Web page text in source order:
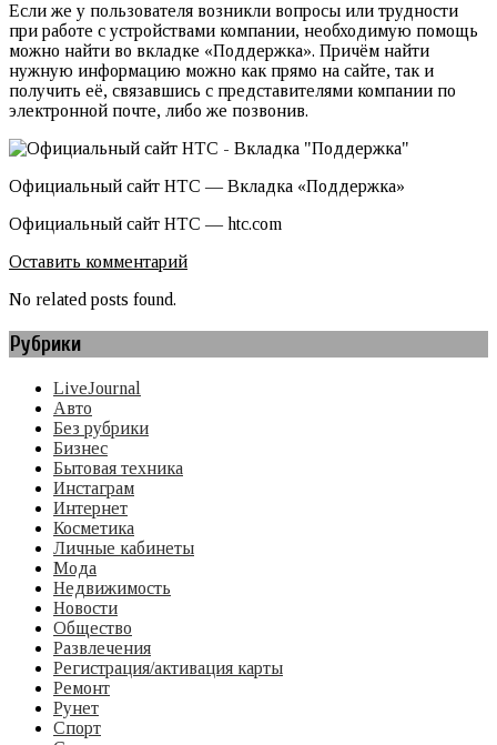
Если же у пользователя возникли вопросы или трудности
при работе с устройствами компании, необходимую помощь
можно найти во вкладке «Поддержка». Причём найти
нужную информацию можно как прямо на сайте, так и
получить её, связавшись с представителями компании по
электронной почте, либо же позвонив.
Официальный сайт HTC — Вкладка «Поддержка»
Официальный сайт HTC — htc.com
Оставить комментарий
No related posts found.
Рубрики
LiveJournal
Авто
Без рубрики
Бизнес
Бытовая техника
Инстаграм
Интернет
Косметика
Личные кабинеты
Мода
Недвижимость
Новости
Общество
Развлечения
Регистрация/активация карты
Ремонт
Рунет
Спорт